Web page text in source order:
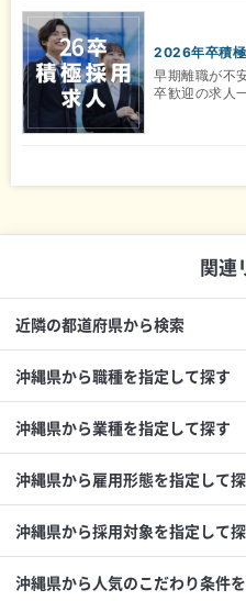
2026年卒積
早期離職が不
卒歓迎の求人
関連
近隣の都道府県から検索
沖縄県から職種を指定して探す
沖縄県から業種を指定して探す
沖縄県から雇用形態を指定して
沖縄県から採用対象を指定して
沖縄県から人気のこだわり条件